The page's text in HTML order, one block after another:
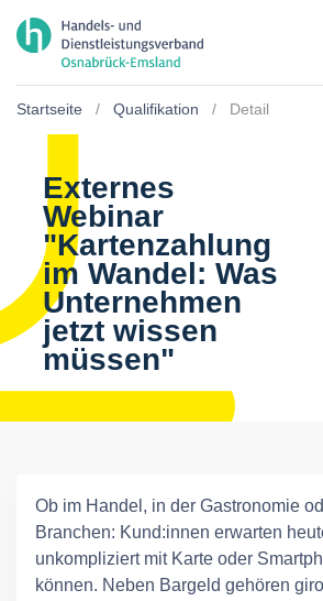
Startseite Qualifikation Detail
Externes
Webinar
"Kartenzahlung
im Wandel: Was
Unternehmen
jetzt wissen
müssen"
Ob im Handel, in der Gastronomie
Branchen: Kund:innen erwarten
unkompliziert mit Karte oder
können. Neben Bargeld gehören